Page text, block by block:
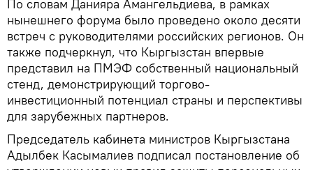
По словам Данияра Амангельдиева, в рамках
нынешнего форума было проведено около десяти
встреч с руководителями российских регионов. Он
также подчеркнул, что Кыргызстан впервые
представил на ПМЭФ собственный национальный
стенд, демонстрирующий торгово-
инвестиционный потенциал страны и перспективы
для зарубежных партнеров.
Председатель кабинета министров Кыргызстана
Адылбек Касымалиев подписал постановление об